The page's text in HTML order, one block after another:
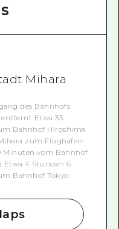
Mihara
des Bahnhofs
entfernt Etwa 33
Bahnhof Hiroshima
zum Flughafen
Minuten vom Bahnhof
Etwa 4 Stunden 6
Bahnhof Tokyo